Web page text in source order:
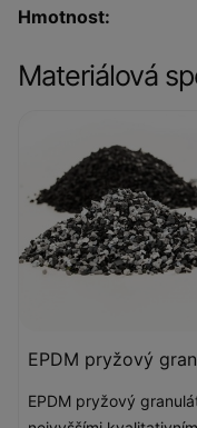
Hmotnost:
Materiálová
EPDM pryžový
EPDM pryžový